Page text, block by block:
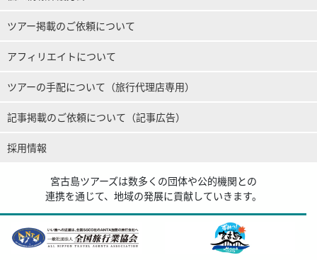
ツアー掲載のご依頼について
アフィリエイトについて
ツアーの手配について（旅行代理店専用）
記事掲載のご依頼について（記事広告）
採用情報
宮古島ツアーズは数多くの団体や公的機関との
連携を通じて、地域の発展に貢献していきます。